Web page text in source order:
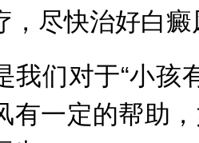
，尽快治好白
对于“小孩有
有一定的帮助